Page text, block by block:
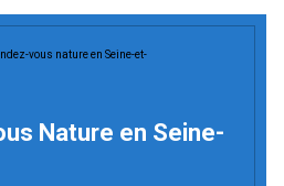
Nature en Seine-